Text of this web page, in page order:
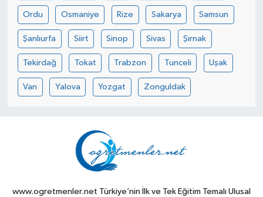
Ordu Osmaniye Rize Sakarya Samsun
Şanlıurfa Siirt Sinop Sivas Şırnak
Tekirdağ Tokat Trabzon Tunceli Uşak
Van Yalova Yozgat Zonguldak
www.ogretmenler.net Türkiye’nin İlk ve Tek Eğitim Temalı Ulusal